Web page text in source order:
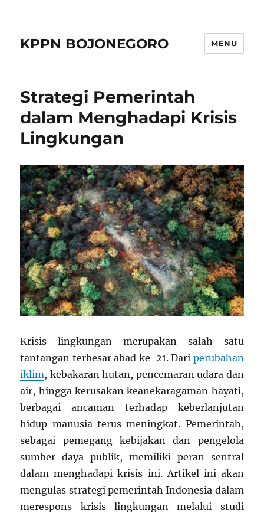
KPPN BOJONEGORO MENU
Strategi Pemerintah
dalam Menghadapi Krisis
Lingkungan
Krisis lingkungan merupakan salah satu
tantangan terbesar abad ke-21. Dari perubahan
iklim, kebakaran hutan, pencemaran udara dan
air, hingga kerusakan keanekaragaman hayati,
berbagai ancaman terhadap keberlanjutan
hidup manusia terus meningkat. Pemerintah,
sebagai pemegang kebijakan dan pengelola
sumber daya publik, memiliki peran sentral
dalam menghadapi krisis ini. Artikel ini akan
mengulas strategi pemerintah Indonesia dalam
merespons krisis lingkungan melalui studi